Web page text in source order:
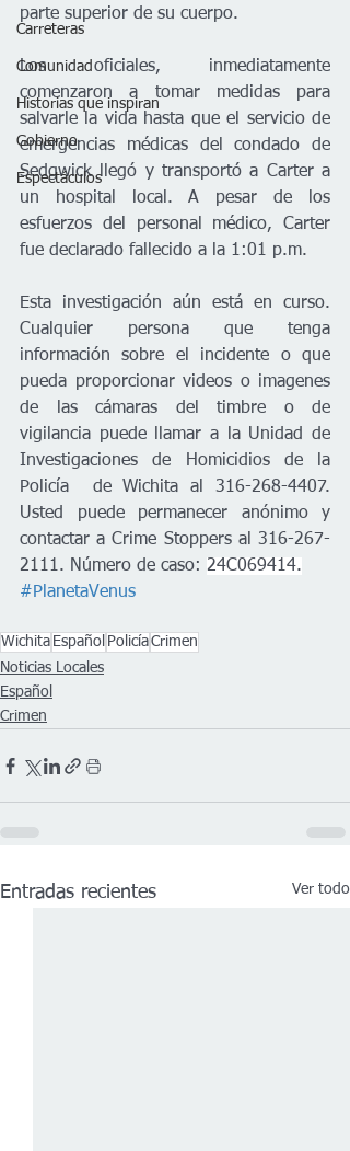
Carreteras
Comunidad
Historias que inspiran
Gobierno
Espectáculos
parte superior de su cuerpo.
Los oficiales, inmediatamente
comenzaron a tomar medidas para
salvarle la vida hasta que el servicio de
emergencias médicas del condado de
Sedgwick llegó y transportó a Carter a
un hospital local. A pesar de los
esfuerzos del personal médico, Carter
fue declarado fallecido a la 1:01 p.m.
Esta investigación aún está en curso.
Cualquier persona que tenga
información sobre el incidente o que
pueda proporcionar videos o imagenes
de las cámaras del timbre o de
vigilancia puede llamar a la Unidad de
Investigaciones de Homicidios de la
Policía  de Wichita al 316-268-4407.
Usted puede permanecer anónimo y
contactar a Crime Stoppers al 316-267-
2111. Número de caso: 24C069414.
#PlanetaVenus
Wichita Español PolicíaCrimen
Noticias Locales
Español
Crimen
Entradas recientes Ver todo